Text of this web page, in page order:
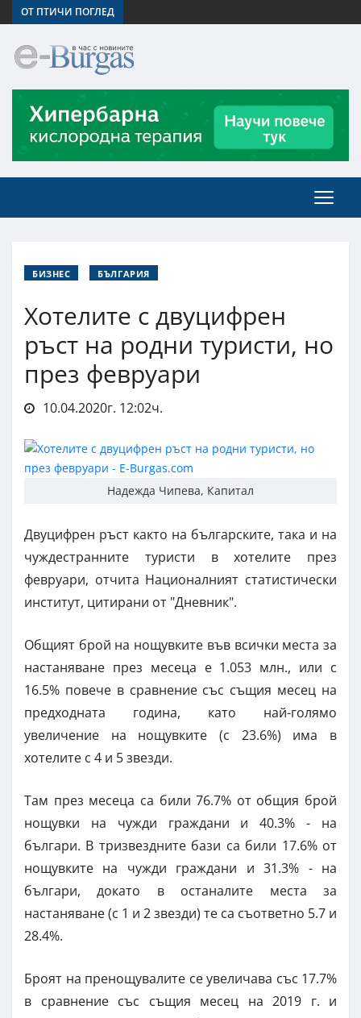
ОТ ПТИЧИ ПОГЛЕД
БИЗНЕС БЪЛГАРИЯ
Хотелите с двуцифрен
ръст на родни туристи, но
през февруари
10.04.2020г. 12:02ч.
Надежда Чипева, Капитал
Двуцифрен ръст както на българските, така и на
чуждестранните туристи в хотелите през
февруари, отчита Националният статистически
институт, цитирани от "Дневник".
Общият брой на нощувките във всички места за
настаняване през месеца е 1.053 млн., или с
16.5% повече в сравнение със същия месец на
предходната година, като най-голямо
увеличение на нощувките (с 23.6%) има в
хотелите с 4 и 5 звезди.
Там през месеца са били 76.7% от общия брой
нощувки на чужди граждани и 40.3% - на
българи. В тризвездните бази са били 17.6% от
нощувките на чужди граждани и 31.3% - на
българи, докато в останалите места за
настаняване (с 1 и 2 звезди) те са съответно 5.7 и
28.4%.
Броят на пренощувалите се увеличава със 17.7%
в сравнение със същия месец на 2019 г. и